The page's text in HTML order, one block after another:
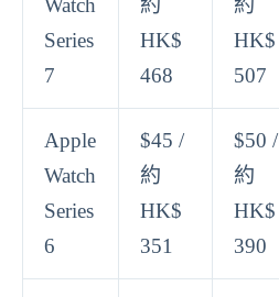
Watch
Series
7
約
HK$
468
約
HK$
507
Apple
Watch
Series
6
$45 /
約
HK$
351
$50 /
約
HK$
390